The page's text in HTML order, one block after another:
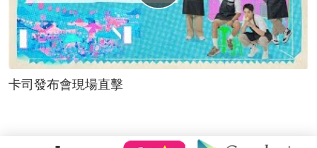
卡司發布會現場直擊